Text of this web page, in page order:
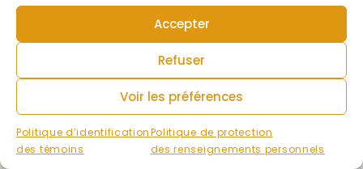
Accepter
Refuser
Voir les préférences
Politique d’identification
des témoins
Politique de protection
des renseignements personnels
Région administrative :
Matières résiduelles
Année scolaire :
2025-2026